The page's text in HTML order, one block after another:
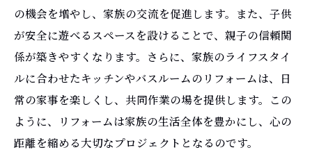
の機会を増やし、家族の交流を促進します。また、子供
が安全に遊べるスペースを設けることで、親子の信頼関
係が築きやすくなります。さらに、家族のライフスタイ
ルに合わせたキッチンやバスルームのリフォームは、日
常の家事を楽しくし、共同作業の場を提供します。この
ように、リフォームは家族の生活全体を豊かにし、心の
距離を縮める大切なプロジェクトとなるのです。